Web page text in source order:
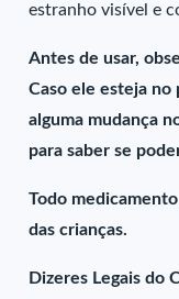
estranho visível e
Antes de usar,
Caso ele esteja no
alguma mudança
para saber se
Todo
das crianças.
Dizeres Legais do